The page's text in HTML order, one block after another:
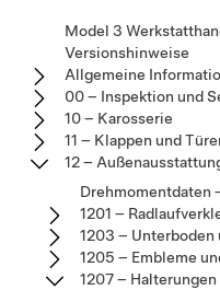
Model 3
Versionshinweise
Allgemeine
00 – Inspektion und
10 – Karosserie
11 – Klappen und
12 –
Drehmomentdaten
1201 –
1203 – Unterboden
1205 – Embleme
1207 –